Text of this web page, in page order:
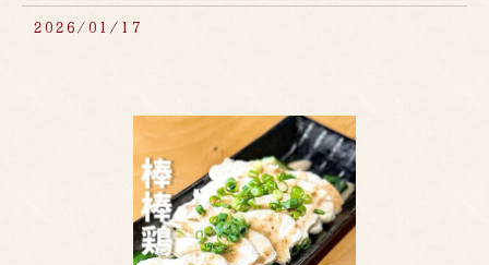
2026/01/17